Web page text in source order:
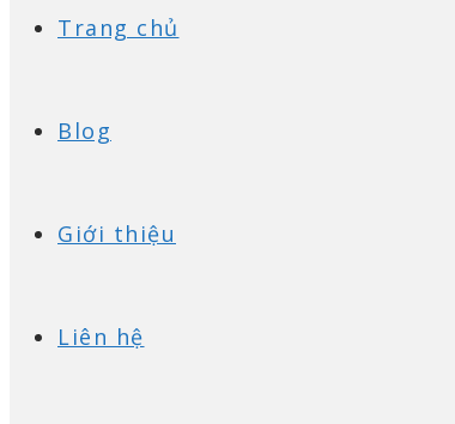
Trang chủ
Blog
Giới thiệu
Liên hệ